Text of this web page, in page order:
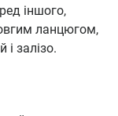
іншого,
ланцюгом,
і залізо.